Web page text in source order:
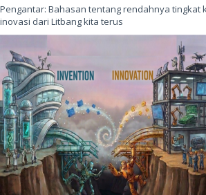
Pengantar: Bahasan tentang rendahnya tingkat
inovasi dari Litbang kita terus